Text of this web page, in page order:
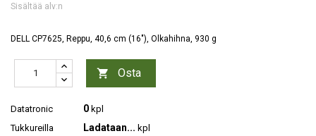
Sisältää alv:n
DELL CP7625, Reppu, 40,6 cm (16"), Olkahihna, 930 g
 Osta
Datatronic 0 kpl
Tukkureilla
Ladataan... kpl